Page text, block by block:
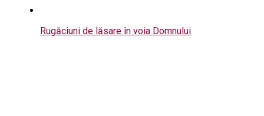
Rugăciuni de lăsare în voia Domnului